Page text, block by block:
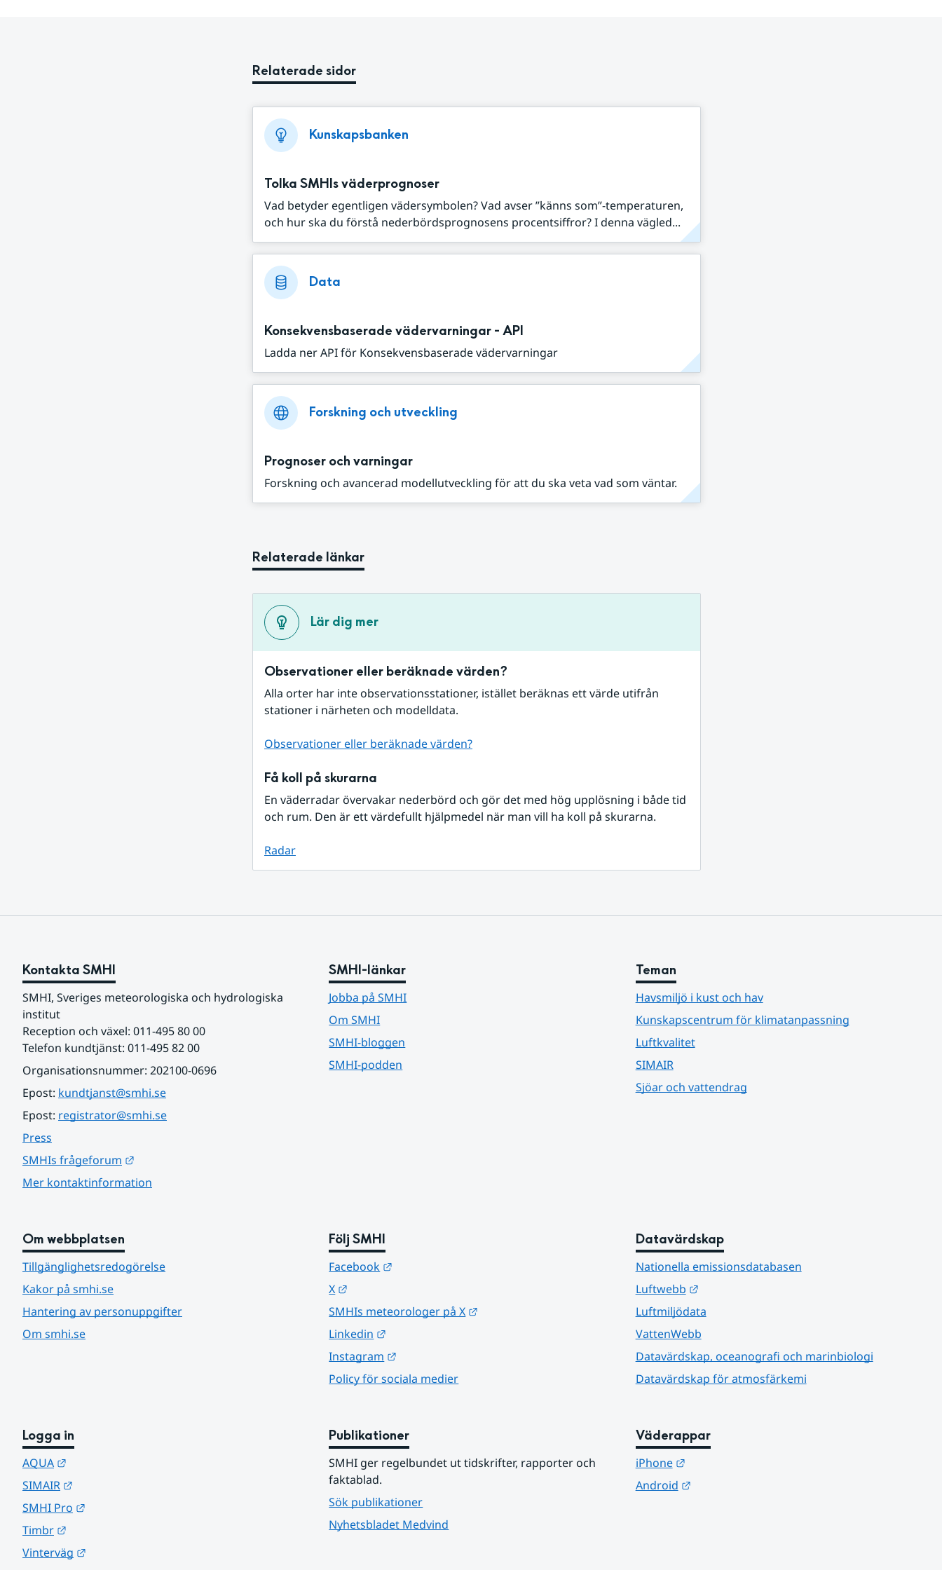
Relaterade sidor
Kunskapsbanken
Tolka SMHIs väderprognoser
Vad betyder egentligen vädersymbolen? Vad avser ”känns som”-temperaturen,
och hur ska du förstå nederbördsprognosens procentsiffror? I denna vägled...
Data
Konsekvensbaserade vädervarningar - API
Ladda ner API för Konsekvensbaserade vädervarningar
Forskning och utveckling
Prognoser och varningar
Forskning och avancerad modellutveckling för att du ska veta vad som väntar.
Relaterade länkar
Lär dig mer
Observationer eller beräknade värden?
Alla orter har inte observationsstationer, istället beräknas ett värde utifrån
stationer i närheten och modelldata.
Observationer eller beräknade värden?
Få koll på skurarna
En väderradar övervakar nederbörd och gör det med hög upplösning i både tid
och rum. Den är ett värdefullt hjälpmedel när man vill ha koll på skurarna.
Radar
Kontakta SMHI
SMHI, Sveriges meteorologiska och hydrologiska
institut
Reception och växel: 011-495 80 00
Telefon kundtjänst: 011-495 82 00
Organisationsnummer: 202100-0696
Epost: kundtjanst@smhi.se
Epost: registrator@smhi.se
Press
SMHIs frågeforum
Mer kontaktinformation
SMHI-länkar
Jobba på SMHI
Om SMHI
SMHI-bloggen
SMHI-podden
Teman
Havsmiljö i kust och hav
Kunskapscentrum för klimatanpassning
Luftkvalitet
SIMAIR
Sjöar och vattendrag
Om webbplatsen
Tillgänglighetsredogörelse
Kakor på smhi.se
Hantering av personuppgifter
Om smhi.se
Följ SMHI
Facebook
X
SMHIs meteorologer på X
Linkedin
Instagram
Policy för sociala medier
Datavärdskap
Nationella emissionsdatabasen
Luftwebb
Länk till annan webbplats.
Luftmiljödata
VattenWebb
Datavärdskap, oceanografi och marinbiologi
Datavärdskap för atmosfärkemi
Logga in
AQUA
SIMAIR
SMHI Pro
Timbr
Vinterväg
Publikationer
SMHI ger regelbundet ut tidskrifter, rapporter och
faktablad.
Sök publikationer
Nyhetsbladet Medvind
Väderappar
iPhone
Länk till annan webbplats.
Android
Länk till annan webbplats.